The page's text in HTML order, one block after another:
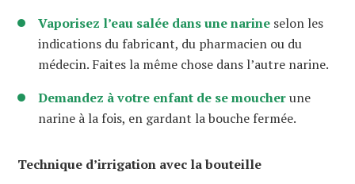
Vaporisez l’eau salée dans une narine selon les
indications du fabricant, du pharmacien ou du
médecin. Faites la même chose dans l’autre narine.
Demandez à votre enfant de se moucherune
narine à la fois, en gardant la bouche fermée.
Technique d’irrigation avec la bouteille